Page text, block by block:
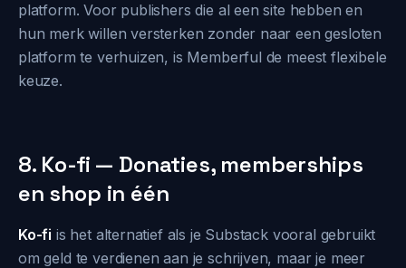
platform. Voor publishers die al een site hebben en
hun merk willen versterken zonder naar een gesloten
platform te verhuizen, is Memberful de meest flexibele
keuze.
8. Ko-fi — Donaties, memberships
en shop in één
Ko-fi is het alternatief als je Substack vooral gebruikt
om geld te verdienen aan je schrijven, maar je meer